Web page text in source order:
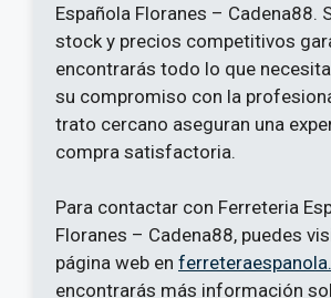
Española Floranes – Cadena88.
stock y precios competitivos
encontrarás todo lo que
su compromiso con la
trato cercano aseguran una
compra satisfactoria.
Para contactar con Ferreteria
Floranes – Cadena88, puedes
página web en
encontrarás más información